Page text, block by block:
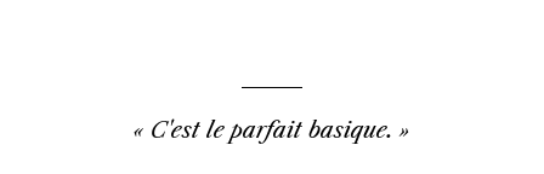
C'est le parfait basique.